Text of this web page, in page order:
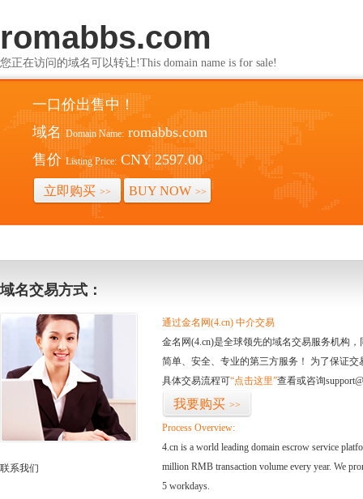
romabbs.com
您正在访问的域名可以转让!This domain name is for sale!
一口价出售中！
域名 Domain Name: romabbs.com
售价 Listing Price: CNY 2597.00
立即购买 >> BUY NOW >>
域名交易方式：
联系我们
通过金名网(4.cn) 中介交易
金名网(4.cn)是全球领先的域名交易服务机构
简单、安全、专业的第三方服务！ 为了保证
具体交易流程可“点击这里”查看或咨询
我要购买 >>
Process Overview:
4.cn is a world leading domain escrow service
million RMB transaction volume every year. We
5 workdays.